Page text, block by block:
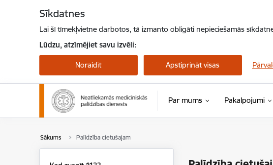
Sīkdatnes
Lai šī tīmekļvietne darbotos, tā izmanto obligāti nepieciešamās
Lūdzu, atzīmējiet savu izvēli:
Noraidīt Apstiprināt visas
Par mums Pakalpojumi
Sākums Palīdzība cietušajam